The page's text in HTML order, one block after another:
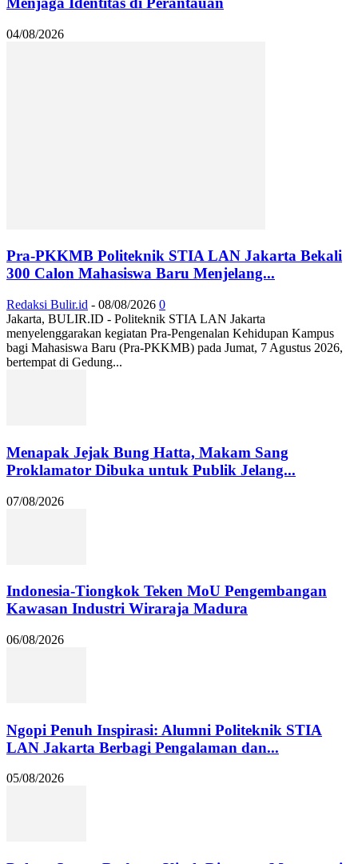
04/08/2026
Pra-PKKMB Politeknik STIA LAN Jakarta Bekali
300 Calon Mahasiswa Baru Menjelang...
Redaksi Bulir.id - 08/08/2026 0
Jakarta, BULIR.ID - Politeknik STIA LAN Jakarta
menyelenggarakan kegiatan Pra-Pengenalan Kehidupan Kampus
bagi Mahasiswa Baru (Pra-PKKMB) pada Jumat, 7 Agustus 2026,
bertempat di Gedung...
Menapak Jejak Bung Hatta, Makam Sang
Proklamator Dibuka untuk Publik Jelang...
07/08/2026
Indonesia-Tiongkok Teken MoU Pengembangan
Kawasan Industri Wiraraja Madura
06/08/2026
Ngopi Penuh Inspirasi: Alumni Politeknik STIA
LAN Jakarta Berbagi Pengalaman dan...
05/08/2026